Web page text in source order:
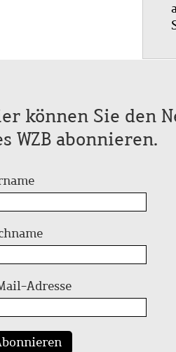
können Sie den
WZB abonnieren.
Adresse